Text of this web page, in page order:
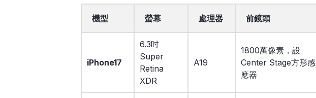
機型 螢幕 處理器 前鏡頭
iPhone17
6.3吋
Super
Retina
XDR
A19
1800萬像素，設
Center Stage方形感
應器